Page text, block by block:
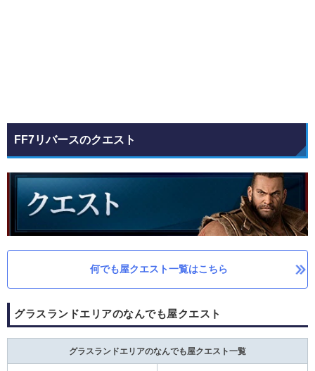
FF7リバースのクエスト
何でも屋クエスト一覧はこちら
グラスランドエリアのなんでも屋クエスト
グラスランドエリアのなんでも屋クエスト一覧